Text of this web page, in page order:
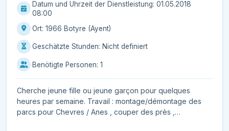
Datum und Uhrzeit der Dienstleistung: 01.05.2018
08:00
Ort: 1966 Botyre (Ayent)
Geschätzte Stunden: Nicht definiert
Benötigte Personen: 1
Cherche jeune fille ou jeune garçon pour quelques
heures par semaine. Travail : montage/démontage des
parcs pour Chevres / Anes , couper des près ,